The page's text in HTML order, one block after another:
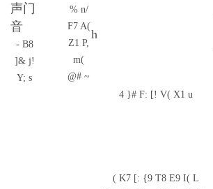
声门
音
- B8
]& j!
Y; s
% n/
F7 A(
Z1 P,
m(
@# ~
h
4 }# F: [! V( X1 u
( K7 [: {9 T8 E9 I( L